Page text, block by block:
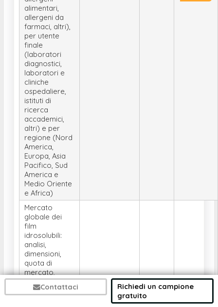
Contattaci
Richiedi un campione
gratuito
alimentari,
allergeni da
farmaci, altri),
per utente
finale
(laboratori
diagnostici,
laboratori e
cliniche
ospedaliere,
istituti di
ricerca
accademici,
altri) e per
regione (Nord
America,
Europa, Asia
Pacifico, Sud
America e
Medio Oriente
e Africa)
Mercato
globale dei
film
idrosolubili:
analisi,
dimensioni,
quota di
mercato,
tendenze,
impatto del